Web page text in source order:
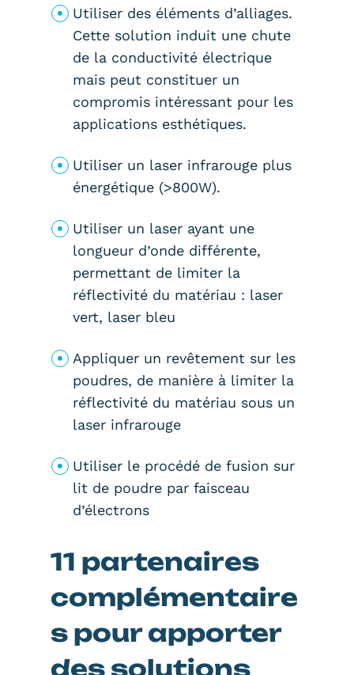
Utiliser des éléments d’alliages.
Cette solution induit une chute
de la conductivité électrique
mais peut constituer un
compromis intéressant pour les
applications esthétiques.
Utiliser un laser infrarouge plus
énergétique (>800W).
Utiliser un laser ayant une
longueur d’onde différente,
permettant de limiter la
réflectivité du matériau : laser
vert, laser bleu
Appliquer un revêtement sur les
poudres, de manière à limiter la
réflectivité du matériau sous un
laser infrarouge
Utiliser le procédé de fusion sur
lit de poudre par faisceau
d’électrons
11 partenaires
complémentaire
s pour apporter
des solutions